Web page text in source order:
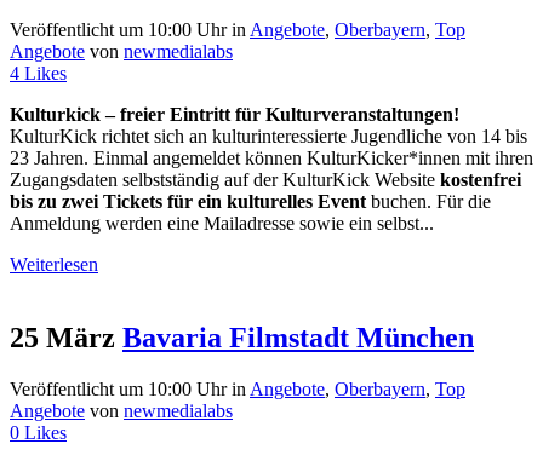
Veröffentlicht um 10:00 Uhrin Angebote, Oberbayern, Top
Angebote von newmedialabs
4 Likes
Kulturkick – freier Eintritt für Kulturveranstaltungen!
KulturKick richtet sich an kulturinteressierte Jugendliche von 14 bis
23 Jahren. Einmal angemeldet können KulturKicker*innen mit ihren
Zugangsdaten selbstständig auf der KulturKick Website kostenfrei
bis zu zwei Tickets für ein kulturelles Event buchen. Für die
Anmeldung werden eine Mailadresse sowie ein selbst...
Weiterlesen
25 März Bavaria Filmstadt München
Veröffentlicht um 10:00 Uhrin Angebote, Oberbayern, Top
Angebote von newmedialabs
0 Likes